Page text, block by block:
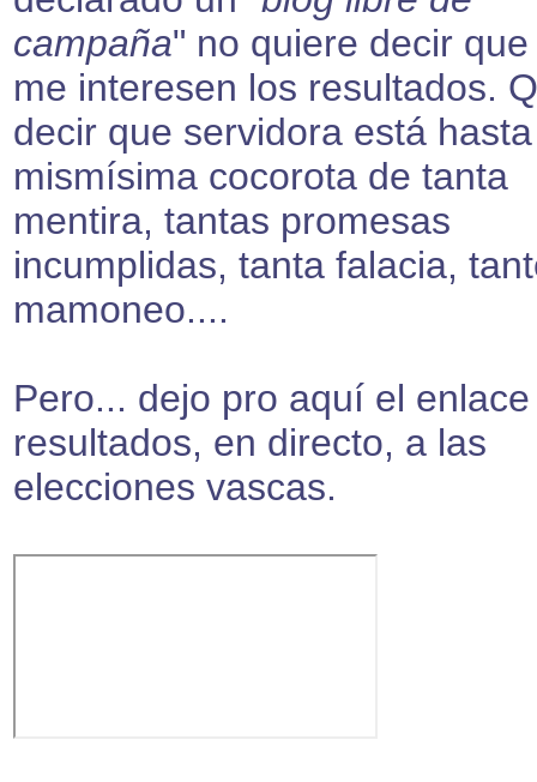
campaña" no quiere decir
me interesen los resultados.
decir que servidora está
mismísima cocorota de tanta
mentira, tantas promesas
incumplidas, tanta falacia,
mamoneo....
Pero... dejo pro aquí el
resultados, en directo, a las
elecciones vascas.